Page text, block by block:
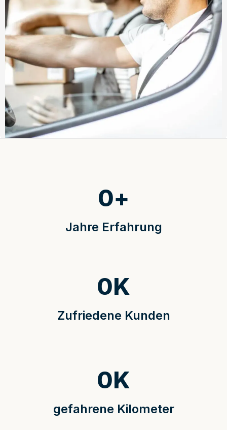
Jahre Erfahrung
0+
Zufriedene Kunden
0K
gefahrene Kilometer
0K